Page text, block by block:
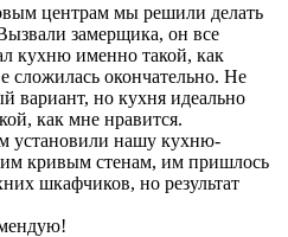
центрам мы решили делать
замерщика, он все
кухню именно такой, как
сложилась окончательно. Не
вариант, но кухня идеально
как мне нравится.
установили нашу кухню-
кривым стенам, им пришлось
шкафчиков, но результат